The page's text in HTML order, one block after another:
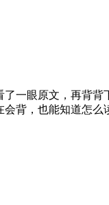
一眼原文，再背
背，也能知道怎么